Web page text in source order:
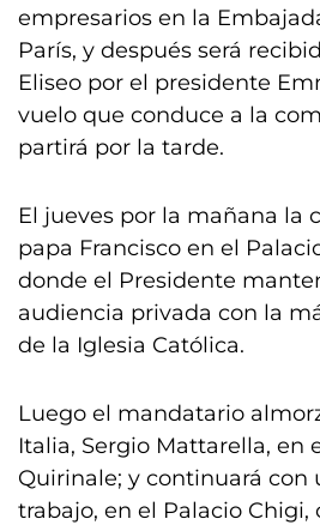
empresarios en la
París, y después será
Eliseo por el presidente
vuelo que conduce a la
partirá por la tarde.
El jueves por la mañana la
papa Francisco en el
donde el Presidente
audiencia privada con la
de la Iglesia Católica.
Luego el mandatario
Italia, Sergio Mattarella, en
Quirinale; y continuará con
trabajo, en el Palacio Chigi,